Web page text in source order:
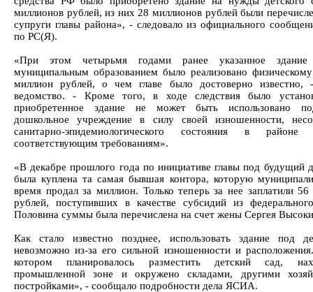
миллионов рублей, из них 28 миллионов рублей были
супруги главы района», - следовало из официального
по РС(Я).
«При этом четырьмя годами ранее указанное
муниципальным образованием было реализовано
миллион рублей, о чем главе было достоверно известно,
ведомство. - Кроме того, в ходе следствия было
приобретенное здание не может быть использовано
дошкольное учреждение в силу своей изношенности,
санитарно-эпидемиологического состояния в районе
соответствующим требованиям».
«В декабре прошлого года по инициативе главы под будущий
была куплена та самая бывшая контора, которую
время продал за миллион. Только теперь за нее заплатили
рублей, поступивших в качестве субсидий из
Половина суммы была перечислена на счет жены Сергея
Как стало известно позднее, использовать здание под
невозможно из-за его сильной изношенности и
котором планировалось разместить детский сад,
промышленной зоне и окружено складами, другими
постройками», - сообщало подробности дела ЯСИА.